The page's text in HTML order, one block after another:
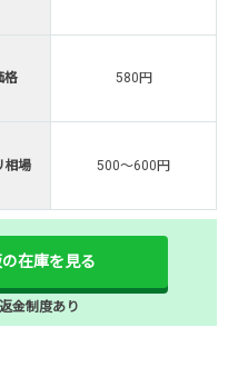
格 580円
相場 500～600円
在庫を見る
金制度あり